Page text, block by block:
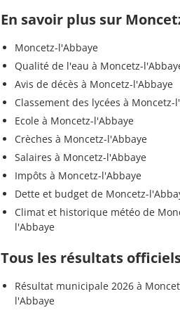
En savoir plus sur
Moncetz-l'Abbaye
Qualité de l'eau à Moncetz-
Avis de décès à Moncetz-l'Abbaye
Classement des lycées à Moncetz-
Ecole à Moncetz-l'Abbaye
Crèches à Moncetz-l'Abbaye
Salaires à Moncetz-l'Abbaye
Impôts à Moncetz-l'Abbaye
Dette et budget de Moncetz-
Climat et historique météo de
l'Abbaye
Tous les résultats
Résultat municipale 2026 à
l'Abbaye